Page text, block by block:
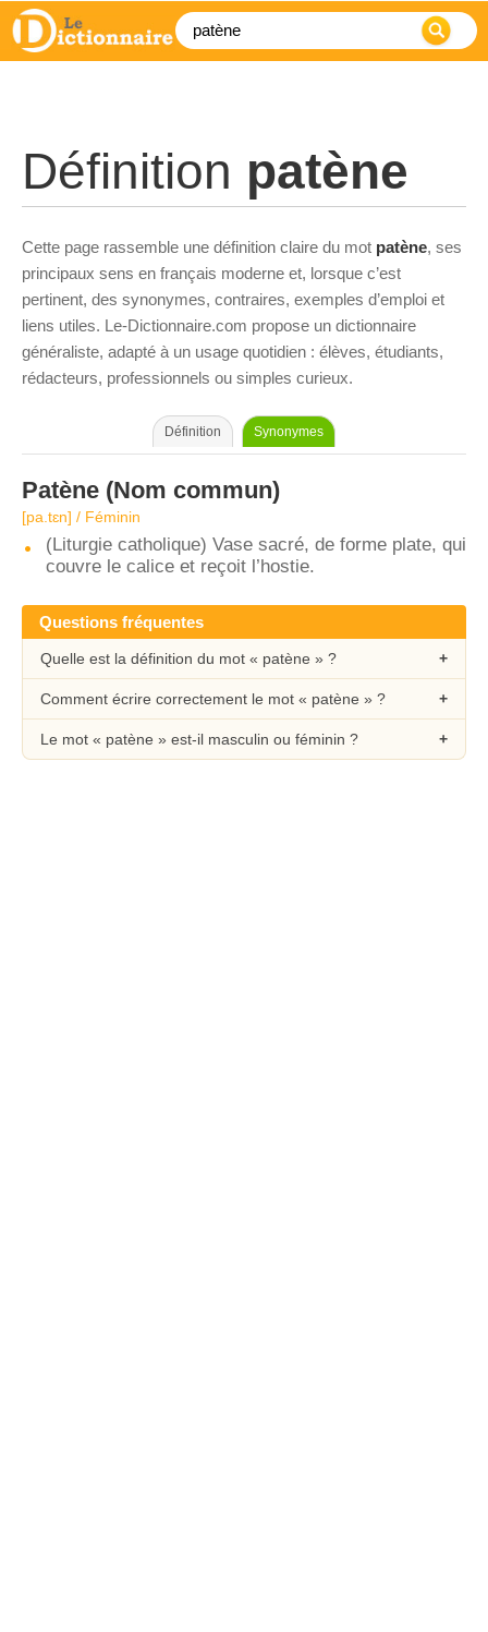
Définition patène
Cette page rassemble une définition claire du mot patène, ses
principaux sens en français moderne et, lorsque c’est
pertinent, des synonymes, contraires, exemples d’emploi et
liens utiles. Le-Dictionnaire.com propose un dictionnaire
généraliste, adapté à un usage quotidien : élèves, étudiants,
rédacteurs, professionnels ou simples curieux.
Définition Synonymes
Patène (Nom commun)
[pa.tɛn] / Féminin
(Liturgie catholique) Vase sacré, de forme plate, qui
couvre le calice et reçoit l’hostie.
Questions fréquentes
Quelle est la définition du mot « patène » ?
Comment écrire correctement le mot « patène » ?
Le mot « patène » est-il masculin ou féminin ?